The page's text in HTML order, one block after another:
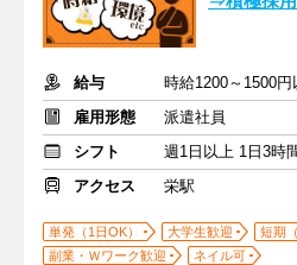
給与
時給1200～1500
雇用形態
派遣社員
シフト
週1日以上 1日3時
アクセス
栄駅
単発（1日OK） 大学生歓迎
短期
副業・Ｗワーク歓迎
ネイル可